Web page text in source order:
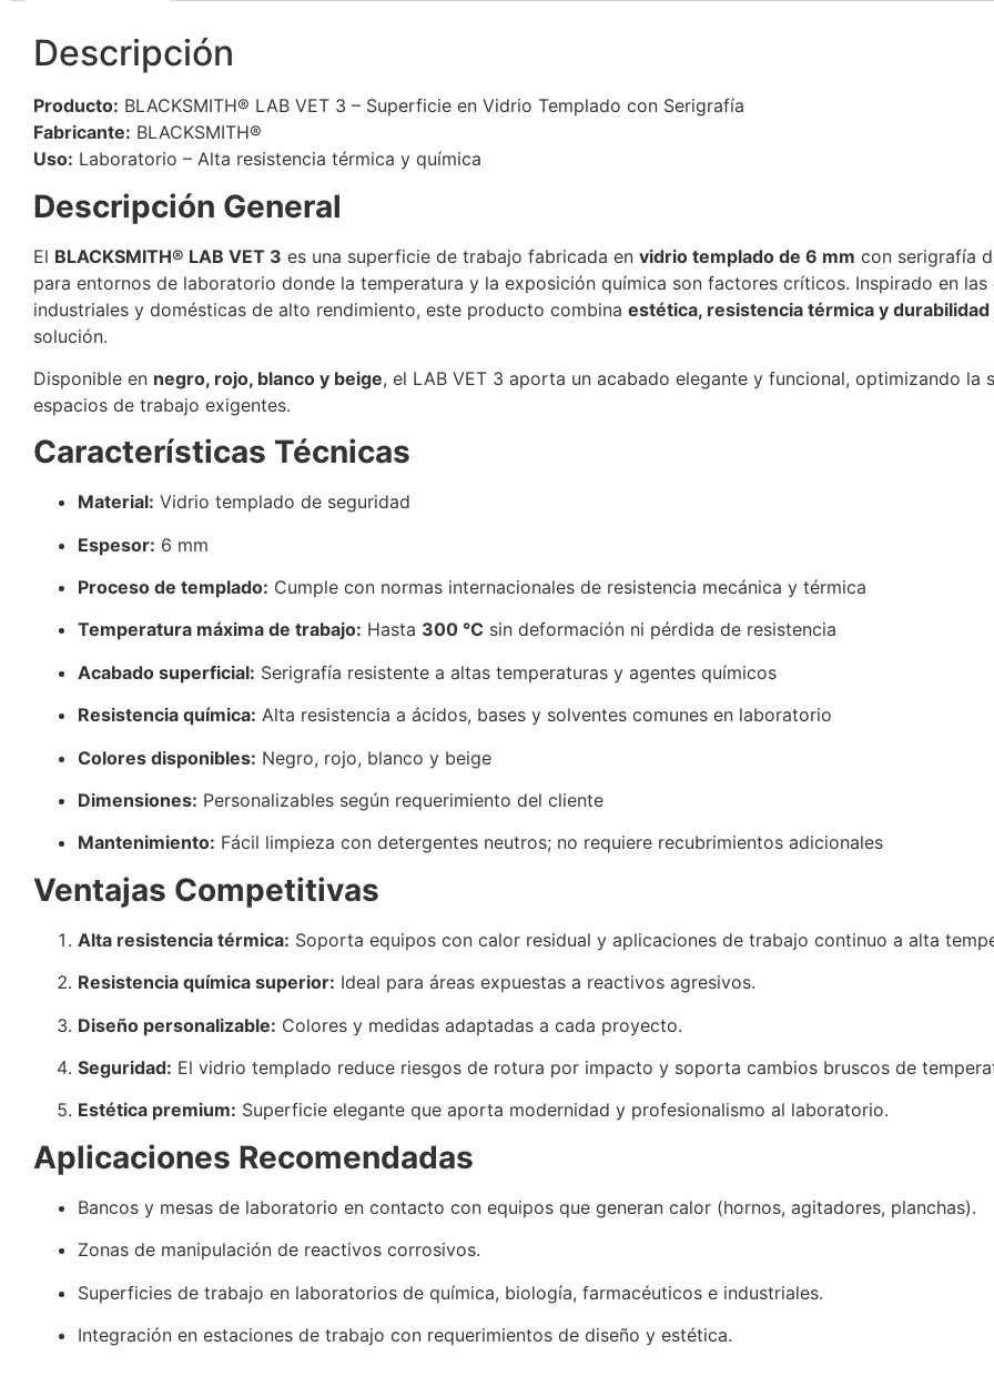
Descripción
Producto: BLACKSMITH® LAB VET 3 – Superficie en Vidrio Templado con Serigrafía
Fabricante: BLACKSMITH®
Uso: Laboratorio – Alta resistencia térmica y química
Descripción General
El BLACKSMITH® LAB VET 3 es una superficie de trabajo fabricada en vidrio templado de 6 mm con serigrafía
para entornos de laboratorio donde la temperatura y la exposición química son factores críticos. Inspirado en
industriales y domésticas de alto rendimiento, este producto combina estética, resistencia térmica y durabilidad
solución.
Disponible en negro, rojo, blanco y beige, el LAB VET 3 aporta un acabado elegante y funcional, optimizando la
espacios de trabajo exigentes.
Características Técnicas
Material: Vidrio templado de seguridad
Espesor: 6 mm
Proceso de templado: Cumple con normas internacionales de resistencia mecánica y térmica
Temperatura máxima de trabajo: Hasta 300 °C sin deformación ni pérdida de resistencia
Acabado superficial: Serigrafía resistente a altas temperaturas y agentes químicos
Resistencia química: Alta resistencia a ácidos, bases y solventes comunes en laboratorio
Colores disponibles: Negro, rojo, blanco y beige
Dimensiones: Personalizables según requerimiento del cliente
Mantenimiento: Fácil limpieza con detergentes neutros; no requiere recubrimientos adicionales
Ventajas Competitivas
Alta resistencia térmica: Soporta equipos con calor residual y aplicaciones de trabajo continuo a alta
Resistencia química superior: Ideal para áreas expuestas a reactivos agresivos.
Diseño personalizable: Colores y medidas adaptadas a cada proyecto.
Seguridad: El vidrio templado reduce riesgos de rotura por impacto y soporta cambios bruscos de
Estética premium: Superficie elegante que aporta modernidad y profesionalismo al laboratorio.
Aplicaciones Recomendadas
Bancos y mesas de laboratorio en contacto con equipos que generan calor (hornos, agitadores, planchas).
Zonas de manipulación de reactivos corrosivos.
Superficies de trabajo en laboratorios de química, biología, farmacéuticos e industriales.
Integración en estaciones de trabajo con requerimientos de diseño y estética.